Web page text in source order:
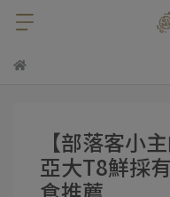
【部落客小
亞大T8鮮採